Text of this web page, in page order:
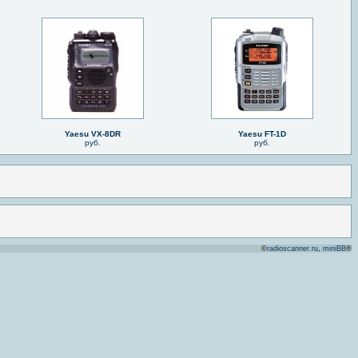
Yaesu VX-8DR
руб.
Yaesu FT-1D
руб.
©radioscanner.ru, miniBB®